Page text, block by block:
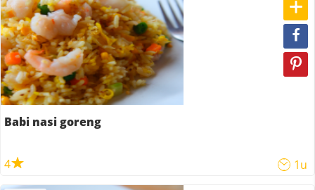
Babi nasi goreng
4 1u